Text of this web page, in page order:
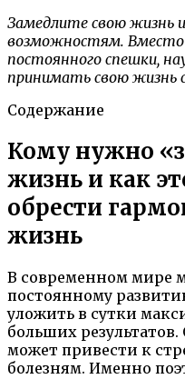
Замедлите свою жизнь
возможностям. Вместо
постоянного спешки,
принимать свою
Содержание
Кому нужно
жизнь и как
обрести
жизнь
В современном мире
постоянному
уложить в сутки
больших
может привести к
болезням. Именно